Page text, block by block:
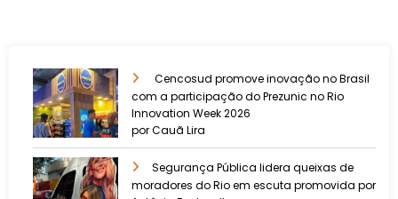
Cencosud promove inovação no Brasil
com a participação do Prezunic no Rio
Innovation Week 2026
por Cauã Lira
​Segurança Pública lidera queixas de
moradores do Rio em escuta promovida por